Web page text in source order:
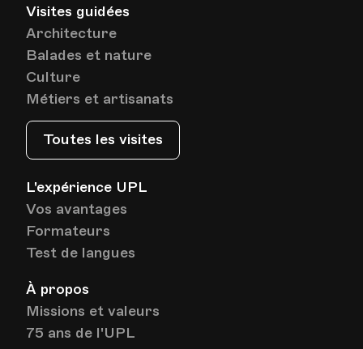
Visites guidées
Architecture
Balades et nature
Culture
Métiers et artisanats
Toutes les visites
L'expérience UPL
Vos avantages
Formateurs
Test de langues
À propos
Missions et valeurs
75 ans de l'UPL